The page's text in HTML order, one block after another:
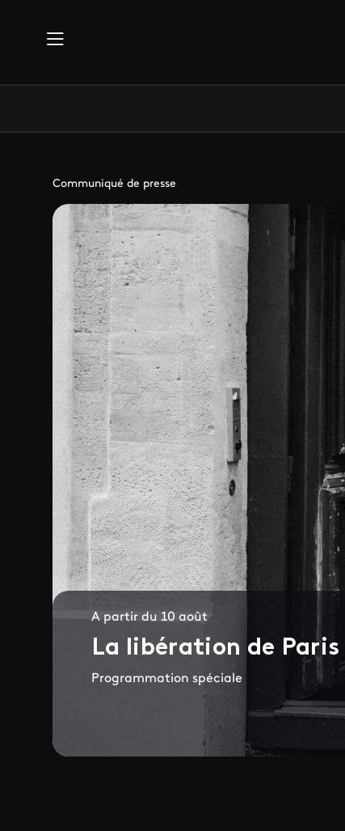
Communiqué de presse
A partir du 10 août
La libération de Paris
Programmation spéciale